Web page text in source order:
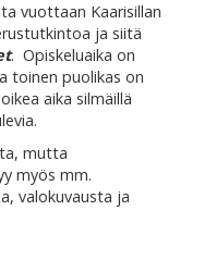
vuottaan Kaarisillan
ja siitä
. Opiskeluaika on
toinen puolikas on
aika silmäillä
mutta
myös mm.
valokuvausta ja